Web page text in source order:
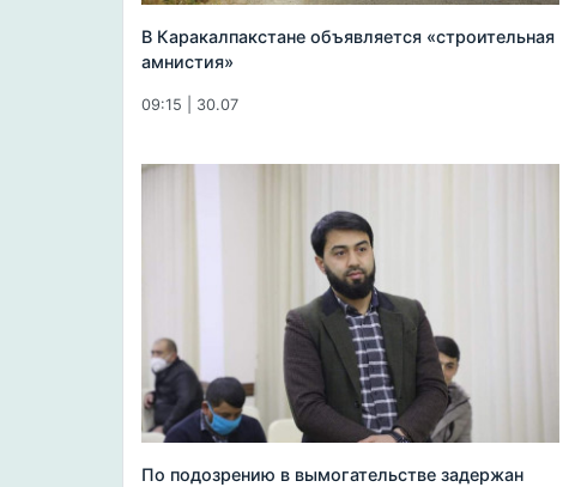
В Каракалпакстане объявляется «строительная
амнистия»
09:15 | 30.07
По подозрению в вымогательстве задержан